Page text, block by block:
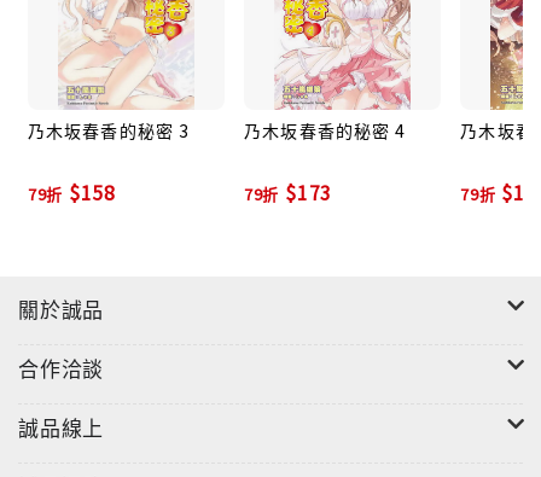
乃木坂春香的秘密 3
79折 $158
乃木坂春香的秘密 4
79折 $173
乃木坂春
79折
關於誠品
合作洽談
誠品線上